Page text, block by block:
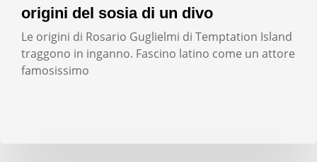
origini del sosia di un divo
Le origini di Rosario Guglielmi di Temptation Island
traggono in inganno. Fascino latino come un attore
famosissimo